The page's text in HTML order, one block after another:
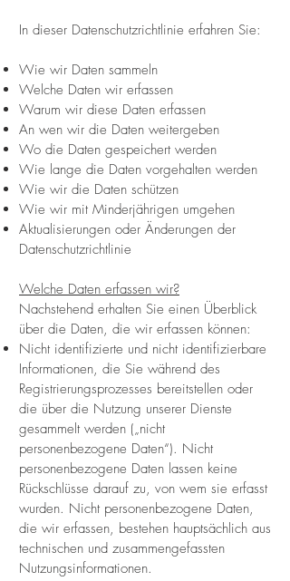
In dieser Datenschutzrichtlinie erfahren Sie:
Wie wir Daten sammeln
Welche Daten wir erfassen
Warum wir diese Daten erfassen
An wen wir die Daten weitergeben
Wo die Daten gespeichert werden
Wie lange die Daten vorgehalten werden
Wie wir die Daten schützen
Wie wir mit Minderjährigen umgehen
Aktualisierungen oder Änderungen der
Datenschutzrichtlinie
Welche Daten erfassen wir?
Nachstehend erhalten Sie einen Überblick
über die Daten, die wir erfassen können:
Nicht identifizierte und nicht identifizierbare
Informationen, die Sie während des
Registrierungsprozesses bereitstellen oder
die über die Nutzung unserer Dienste
gesammelt werden („nicht
personenbezogene Daten“). Nicht
personenbezogene Daten lassen keine
Rückschlüsse darauf zu, von wem sie erfasst
wurden. Nicht personenbezogene Daten,
die wir erfassen, bestehen hauptsächlich aus
technischen und zusammengefassten
Nutzungsinformationen.